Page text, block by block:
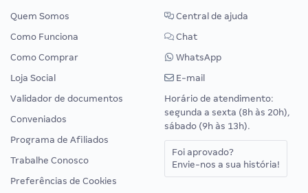
Quem Somos
Como Funciona
Como Comprar
Loja Social
Validador de documentos
Conveniados
Programa de Afiliados
Trabalhe Conosco
Preferências de Cookies
Central de ajuda
Chat
WhatsApp
E-mail
Horário de atendimento:
segunda a sexta (8h às 20h),
sábado (9h às 13h).
Foi aprovado?
Envie-nos a sua história!